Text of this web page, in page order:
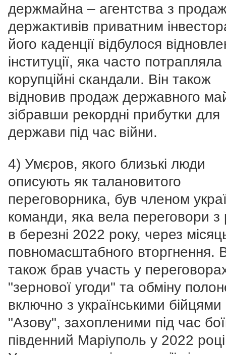
держмайна – агентства з
держактивів приватним
його каденції відбулося
інституції, яка часто потрапляла
корупційні скандали. Він також
відновив продаж державного
зібравши рекордні прибутки для
держави під час війни.
4) Умєров, якого близькі люди
описують як талановитого
переговорника, був членом
команди, яка вела переговори з
в березні 2022 року, через
повномасштабного вторгнення.
також брав участь у
"зернової угоди" та обміну
включно з українськими бійцями
"Азову", захопленими під час
південний Маріуполь у 2022